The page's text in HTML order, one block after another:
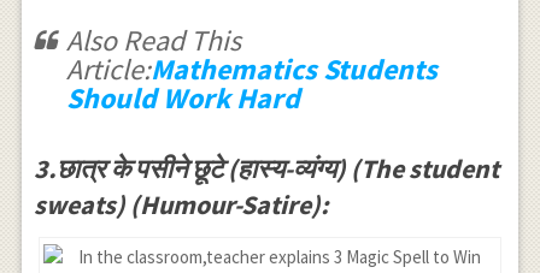
Also Read This
Article:Mathematics Students
Should Work Hard
3.छात्र के पसीने छूटे (हास्य-व्यंग्य) (The student
sweats) (Humour-Satire):